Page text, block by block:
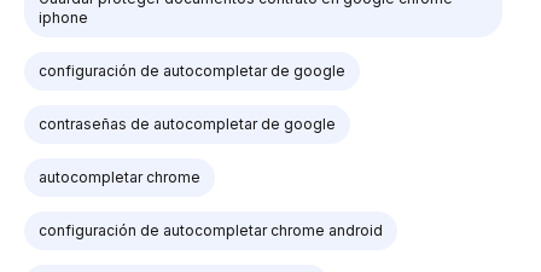
iphone
configuración de autocompletar de google
contraseñas de autocompletar de google
autocompletar chrome
configuración de autocompletar chrome android